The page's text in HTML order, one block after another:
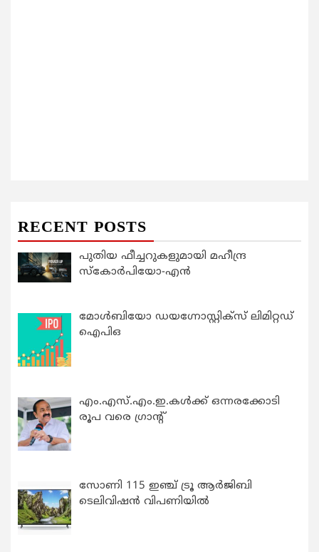
RECENT POSTS
പുതിയ ഫീച്ചറുകളുമായി മഹീന്ദ്ര
സ്കോർപിയോ-എൻ
മോൾബിയോ ഡയഗ്നോസ്റ്റിക്സ് ലിമിറ്റഡ്
ഐപിഒ
എം.എസ്.എം.ഇ.കൾക്ക് ഒന്നരക്കോടി
രൂപ വരെ ഗ്രാന്റ്
സോണി 115 ഇഞ്ച് ട്രൂ ആർജിബി
ടെലിവിഷൻ വിപണിയിൽ